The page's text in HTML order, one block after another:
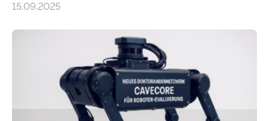
Lösungsweg ist inspiriert vom menschlichen Gehirn. Die
stellt die heutige Computertechnik vor
Herausforderungen. Herkömmliche Silizium-
Prozessoren stoßen an ihre Grenzen: Sie verbrauchen
viel Energie, die Speicher- und Verarbeitungseinheiten
sind voneinander getrennt und die Datenübertragung
bremst komplexe Anwendungen aus. Da KI-Modelle
15.09.2025